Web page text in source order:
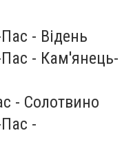
- Відень
- Кам'янець-
- Солотвино
-